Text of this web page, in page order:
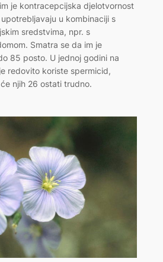
je kontracepcijska djelotvornost
u kombinaciji s
sredstvima, npr. s
Smatra se da im je
85 posto. U jednoj godini na
redovito koriste spermicid,
njih 26 ostati trudno.